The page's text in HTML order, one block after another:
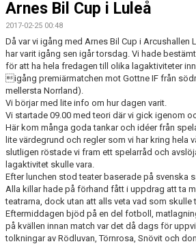
BILDGALLERI
DOKUMENT
KONTAKT
MATCHER
DIV 2 NORRLAND HÖST UPPFLYTTNING 2026
Arnes Bil Cup i Luleå
2017-02-25 00:48
Då var vi igång med Arnes Bil Cup i Arcushallen
har varit igång sen igår torsdag. Vi hade
för att ha hela fredagen till olika lagaktiviteter
igång premiärmatchen mot Gottne IF från
mellersta Norrland).
Vi börjar med lite info om hur dagen varit.
Vi startade 09.00 med teori där vi gick igenom
Här kom många goda tankar och idéer från
lite värdegrund och regler som vi har kring hela
slutligen röstade vi fram ett spelarråd och
lagaktivitet skulle vara.
Efter lunchen stod teater baserade på svenska
Alla killar hade på förhand fått i uppdrag att ta
teatrarna, dock utan att alls veta vad som skulle
Eftermiddagen bjöd på en del fotboll,
på kvällen innan match var det då dags för
tolkningar av Rödluvan, Törnrosa, Snövit och